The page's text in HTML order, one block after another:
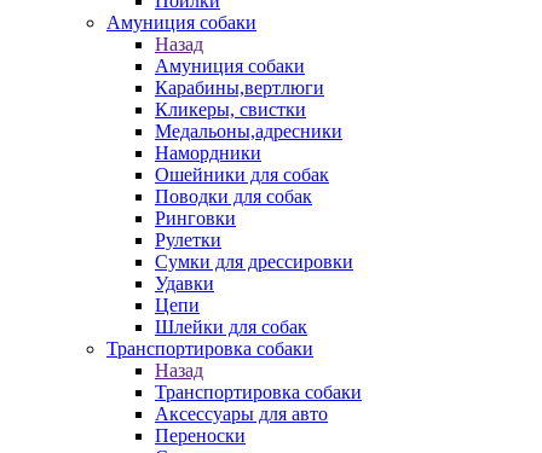
Амуниция собаки
Назад
Амуниция собаки
Карабины,вертлюги
Кликеры, свистки
Медальоны,адресники
Намордники
Ошейники для собак
Поводки для собак
Ринговки
Рулетки
Сумки для дрессировки
Удавки
Цепи
Шлейки для собак
Транспортировка собаки
Назад
Транспортировка собаки
Аксессуары для авто
Переноски